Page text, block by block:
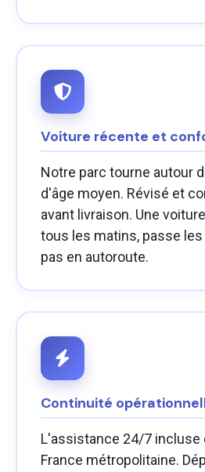
Voiture récente et
Notre parc tourne autour
d'âge moyen. Révisé et
avant livraison. Une
tous les matins, passe les
pas en autoroute.
Continuité
L'assistance 24/7 incluse
France métropolitaine.